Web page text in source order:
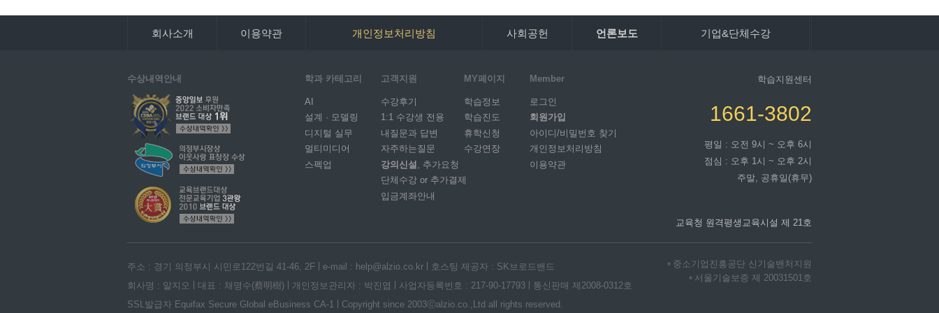
회사소개 이용약관 개인정보처리방침 사회공헌 언론보도 기업&단체수강
수상내역안내 학과 카테고리
AI
설계 · 모델링
디지털 실무
멀티미디어
스펙업
고객지원
수강후기
1:1 수강생 전용
내질문과 답변
자주하는질문
강의신설 , 추가요청
단체수강 or 추가결제
입금계좌안내
MY페이지
학습정보
학습진도
휴학신청
수강연장
Member
로그인
회원가입
아이디/비밀번호 찾기
개인정보처리방침
이용약관
학습지원센터
1661-3802
평일 : 오전 9시 ~ 오후 6시
점심 : 오후 1시 ~ 오후 2시
주말, 공휴일(휴무)
교육청 원격평생교육시설 제 21호
주소 : 경기 의정부시 시민로122번길 41-46, 2F e-mail : help@alzio.co.kr
호스팅 제공자 : SK브로드밴드
회사명 : 알지오
대표 : 채명수(蔡明樹) 개인정보관리자 : 박진엽 사업자등록번호 : 217-90-17793
통신판매 제2008-0312호
SSL발급자 Equifax Secure Global eBusiness CA-1
Copyright since 2003ⓒalzio.co.,Ltd all rights reserved.
* 중소기업진흥공단 신기술밴처지원
* 서울기술보증 제 20031501호